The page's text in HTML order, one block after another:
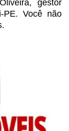
gestor
PE. Você não